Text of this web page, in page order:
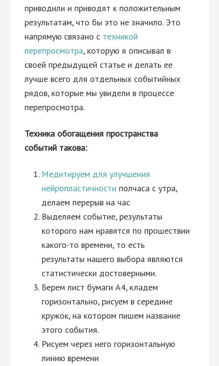
приводили и приводят к положительным
результатам, что бы это не значило. Это
напрямую связано с техникой
перепросмотра, которую я описывал в
своей предыдущей статье и делать ее
лучше всего для отдельных событийных
рядов, которые мы увидели в процессе
перепросмотра.
Техника обогащения пространства
событий такова:
Медитируем для улучшения
нейропластичности полчаса с утра,
делаем перерыв на час
Выделяем событие, результаты
которого нам нравятся по прошествии
какого-то времени, то есть
результаты нашего выбора являются
статистически достоверными.
Берем лист бумаги А4, кладем
горизонтально, рисуем в середине
кружок, на котором пишем название
этого события.
Рисуем через него горизонтальную
линию времени